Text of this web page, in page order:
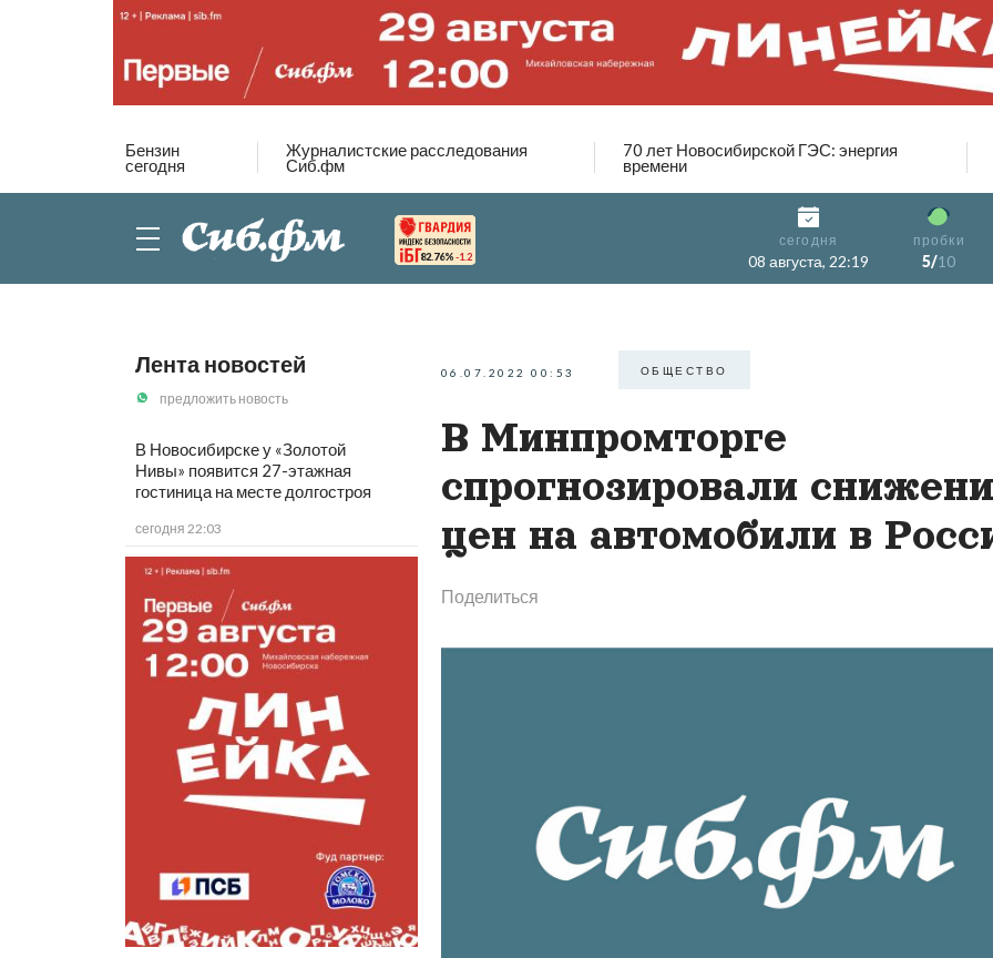
Бензин
сегодня
Журналистские расследования
Сиб.фм
70 лет Новосибирской ГЭС: энергия
времени
82.76% -1.2
сегодня
08 августа, 22:19
пробки
5/10
Лента новостей
предложить новость
В Новосибирске у «Золотой
Нивы» появится 27-этажная
гостиница на месте долгостроя
сегодня 22:03
06.07.2022 00:53 ОБЩЕСТВО
В Минпромторге
спрогнозировали
цен на автомобили в
Поделиться